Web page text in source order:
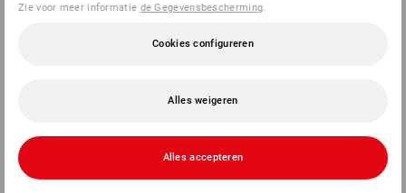
Zie voor meer informatie de Gegevensbescherming
Cookies configureren
Alles weigeren
Alles accepteren